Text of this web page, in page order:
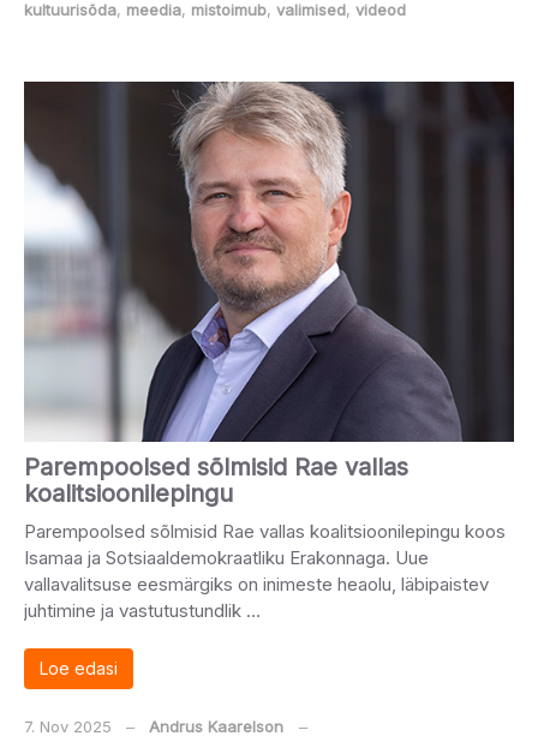
kultuurisõda, meedia, mistoimub, valimised, videod
Parempoolsed sõlmisid Rae vallas
koalitsioonilepingu
Parempoolsed sõlmisid Rae vallas koalitsioonilepingu koos
Isamaa ja Sotsiaaldemokraatliku Erakonnaga. Uue
vallavalitsuse eesmärgiks on inimeste heaolu, läbipaistev
juhtimine ja vastutustundlik …
Loe edasi
7. Nov 2025 ‒ Andrus Kaarelson
‒